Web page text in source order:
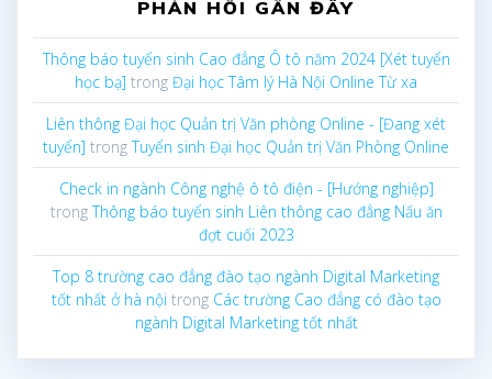
PHẢN HỒI GẦN ĐÂY
Thông báo tuyển sinh Cao đẳng Ô tô năm 2024 [Xét tuyển
học bạ] trong Đại học Tâm lý Hà Nội Online Từ xa
Liên thông Đại học Quản trị Văn phòng Online - [Đang xét
tuyển] trongTuyển sinh Đại học Quản trị Văn Phòng Online
Check in ngành Công nghệ ô tô điện - [Hướng nghiệp]
trongThông báo tuyển sinh Liên thông cao đẳng Nấu ăn
đợt cuối 2023
Top 8 trường cao đẳng đào tạo ngành Digital Marketing
tốt nhất ở hà nội trong Các trường Cao đẳng có đào tạo
ngành Digital Marketing tốt nhất